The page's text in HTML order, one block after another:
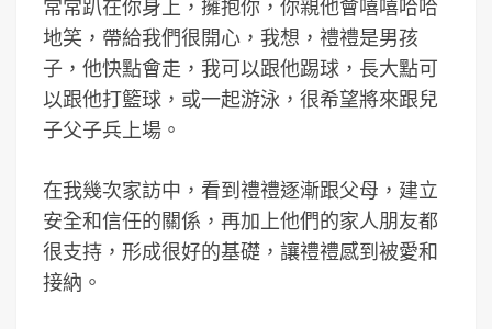
常常趴在你身上，擁抱你，你親他會嘻嘻哈哈
地笑，帶給我們很開心，我想，禮禮是男孩
子，他快點會走，我可以跟他踢球，長大點可
以跟他打籃球，或一起游泳，很希望將來跟兒
子父子兵上場。
在我幾次家訪中，看到禮禮逐漸跟父母，建立
安全和信任的關係，再加上他們的家人朋友都
很支持，形成很好的基礎，讓禮禮感到被愛和
接納。